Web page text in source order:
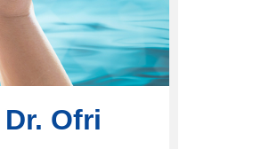
Ofri